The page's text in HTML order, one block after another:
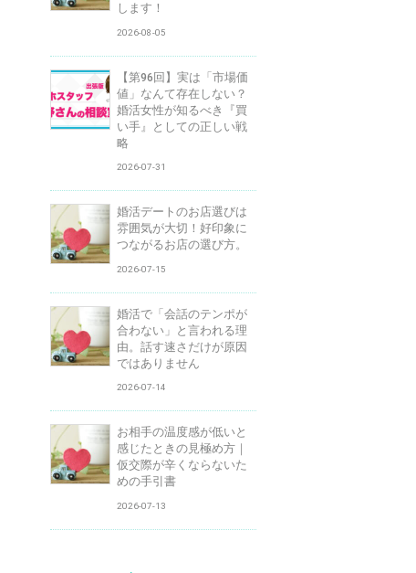
します！
2026-08-05
【第96回】実は「市場価
値」なんて存在しない？
婚活女性が知るべき『買
い手』としての正しい戦
略
2026-07-31
婚活デートのお店選びは
雰囲気が大切！好印象に
つながるお店の選び方。
2026-07-15
婚活で「会話のテンポが
合わない」と言われる理
由。話す速さだけが原因
ではありません
2026-07-14
お相手の温度感が低いと
感じたときの見極め方｜
仮交際が辛くならないた
めの手引書
2026-07-13